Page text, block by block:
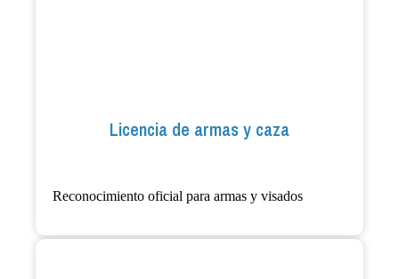
Licencia de armas y caza
Reconocimiento oficial para armas y visados